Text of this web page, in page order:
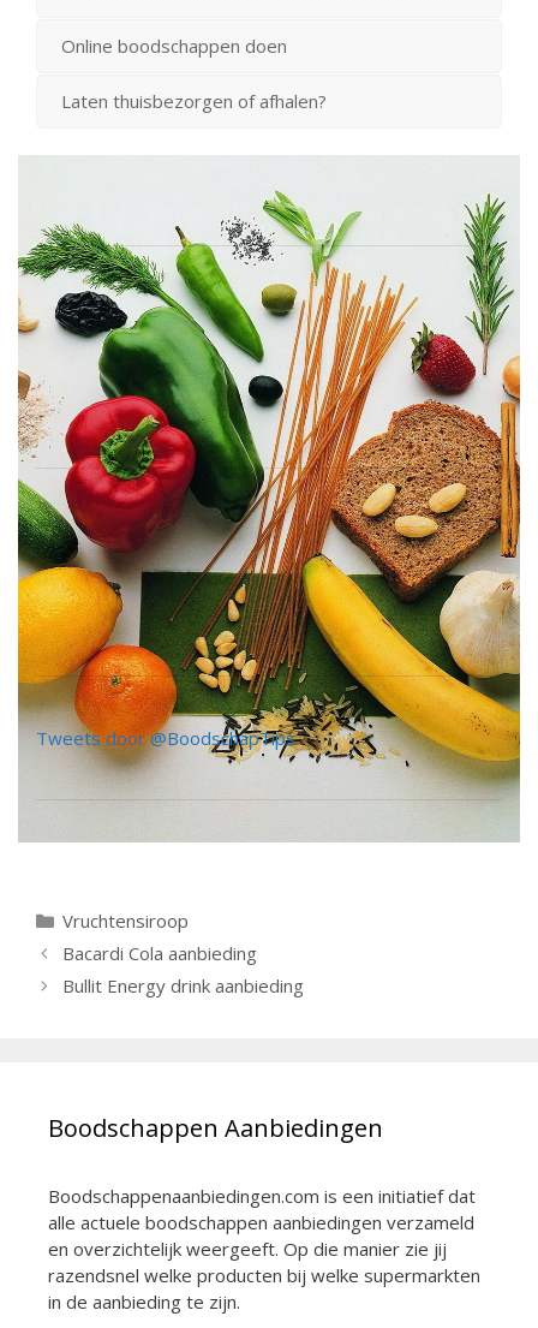
Online boodschappen doen
Laten thuisbezorgen of afhalen?
Tweets door @BoodschapTips
Categorieën
Vruchtensiroop
Berichtnavigatie
Bacardi Cola aanbieding
Bullit Energy drink aanbieding
Boodschappen Aanbiedingen
Boodschappenaanbiedingen.com is een initiatief dat
alle actuele boodschappen aanbiedingen verzameld
en overzichtelijk weergeeft. Op die manier zie jij
razendsnel welke producten bij welke supermarkten
in de aanbieding te zijn.